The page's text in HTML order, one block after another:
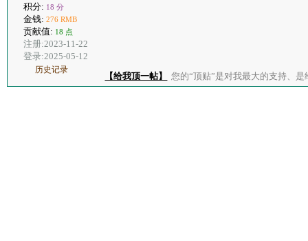
积分: 18 分
金钱: 276 RMB
贡献值: 18 点
注册:2023-11-22
登录:2025-05-12
历史记录
【给我顶一帖】 您的“顶贴”是对我最大的支持、